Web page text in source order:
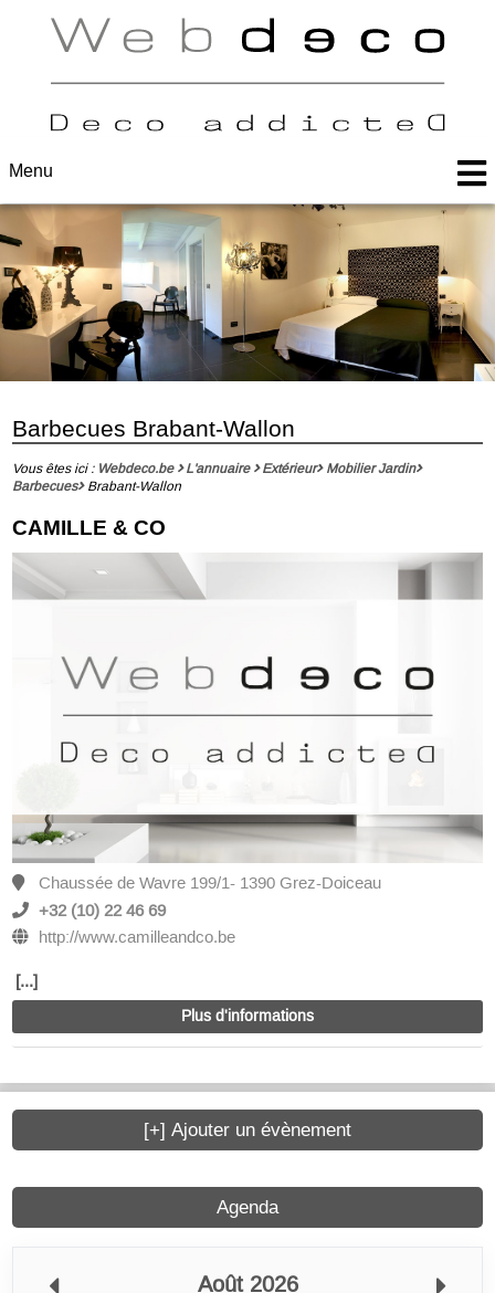
Menu
Barbecues Brabant-Wallon
Vous êtes ici : Webdeco.be L'annuaire Extérieur
Mobilier Jardin
Barbecues
Brabant-Wallon
CAMILLE & CO
Chaussée de Wavre 199/1- 1390 Grez-Doiceau
+32 (10) 22 46 69
http://www.camilleandco.be
[...]
Plus d'informations
Agenda
Août 2026
[+] Ajouter un évènement